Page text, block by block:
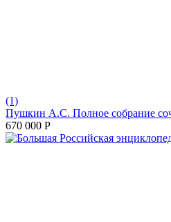
(1)
Пушкин А.С. Полное собрание
670 000 Р